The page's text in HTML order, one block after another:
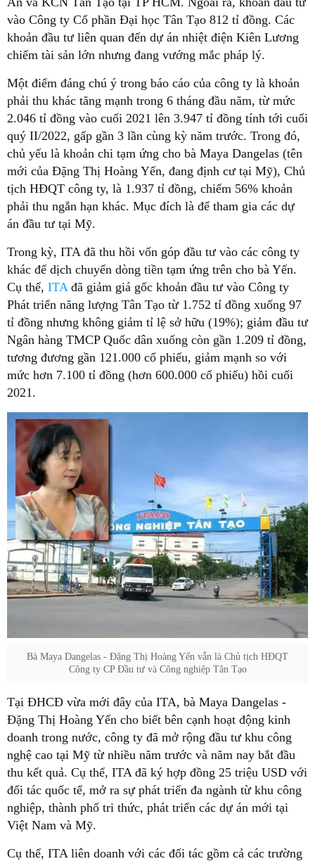
vào Công ty Cổ phần Đại học Tân Tạo 812 tỉ đồng. Các
khoản đầu tư liên quan đến dự án nhiệt điện Kiên Lương
chiếm tài sản lớn nhưng đang vướng mắc pháp lý.
Một điểm đáng chú ý trong báo cáo của công ty là khoản
phải thu khác tăng mạnh trong 6 tháng đầu năm, từ mức
2.046 tỉ đồng vào cuối 2021 lên 3.947 tỉ đồng tính tới cuối
quý II/2022, gấp gần 3 lần cùng kỳ năm trước. Trong đó,
chủ yếu là khoản chi tạm ứng cho bà Maya Dangelas (tên
mới của Đặng Thị Hoàng Yến, đang định cư tại Mỹ), Chủ
tịch HĐQT công ty, là 1.937 tỉ đồng, chiếm 56% khoản
phải thu ngắn hạn khác. Mục đích là để tham gia các dự
án đầu tư tại Mỹ.
Trong kỳ, ITA đã thu hồi vốn góp đầu tư vào các công ty
khác để dịch chuyển dòng tiền tạm ứng trên cho bà Yến.
Cụ thể, ITAđã giảm giá gốc khoản đầu tư vào Công ty
Phát triển năng lượng Tân Tạo từ 1.752 tỉ đồng xuống 97
tỉ đồng nhưng không giảm tỉ lệ sở hữu (19%); giảm đầu tư
Ngân hàng TMCP Quốc dân xuống còn gần 1.209 tỉ đồng,
tương đương gần 121.000 cổ phiếu, giảm mạnh so với
mức hơn 7.100 tỉ đồng (hơn 600.000 cổ phiếu) hồi cuối
2021.
Bà Maya Dangelas - Đặng Thị Hoàng Yến vẫn là Chủ tịch HĐQT
Công ty CP Đầu tư và Công nghiệp Tân Tạo
Tại ĐHCĐ vừa mới đây của ITA, bà Maya Dangelas -
Đặng Thị Hoàng Yến cho biết bên cạnh hoạt động kinh
doanh trong nước, công ty đã mở rộng đầu tư khu công
nghệ cao tại Mỹ từ nhiều năm trước và năm nay bắt đầu
thu kết quả. Cụ thể, ITA đã ký hợp đồng 25 triệu USD với
đối tác quốc tế, mở ra sự phát triển đa ngành từ khu công
nghiệp, thành phố tri thức, phát triển các dự án mới tại
Việt Nam và Mỹ.
Cụ thể, ITA liên doanh với các đối tác gồm cả các trường